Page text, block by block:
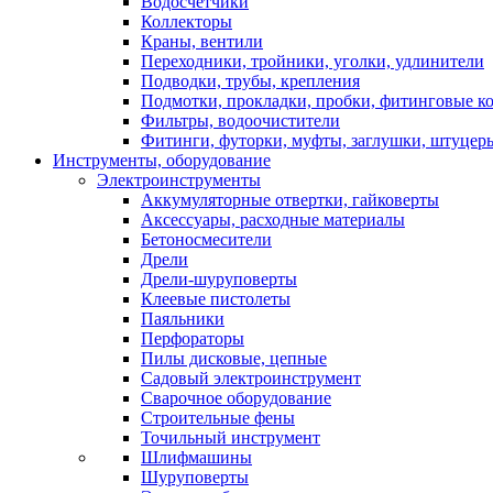
Коллекторы
Краны, вентили
Переходники, тройники, уголки, удлинители
Подводки, трубы, крепления
Подмотки, прокладки, пробки, фитинговые
Фильтры, водоочистители
Фитинги, футорки, муфты, заглушки,
Инструменты, оборудование
Электроинструменты
Аккумуляторные отвертки, гайковерты
Аксессуары, расходные материалы
Бетоносмесители
Дрели
Дрели-шуруповерты
Клеевые пистолеты
Паяльники
Перфораторы
Пилы дисковые, цепные
Садовый электроинструмент
Сварочное оборудование
Строительные фены
Точильный инструмент
Шлифмашины
Шуруповерты